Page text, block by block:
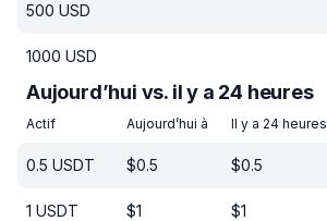
500 USD
1000 USD
Aujourd’hui vs. il y a 24 heures
Actif Aujourd’hui à Il y a 24 heures
0.5 USDT $0.5 $0.5
1 USDT $1 $1